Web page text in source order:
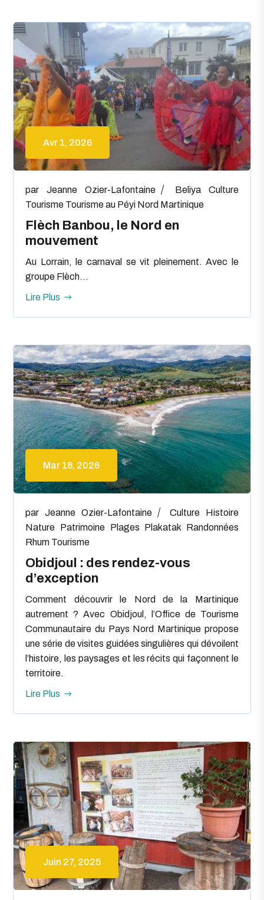
Avr 1, 2026
Flèch Banbou, le Nord en
mouvement
parJeanne Ozier-Lafontaine Beliya
Culture
Tourisme Tourisme au Péyi Nord Martinique
Au Lorrain, le carnaval se vit pleinement. Avec le
groupe Flèch...
Lire Plus
Mar 18, 2026
Obidjoul : des rendez-vous
d’exception
parJeanne Ozier-Lafontaine Culture
Histoire
Nature Patrimoine Plages Plakatak Randonnées
Rhum Tourisme
Comment découvrir le Nord de la Martinique
autrement ? Avec Obidjoul, l’Office de Tourisme
Communautaire du Pays Nord Martinique propose
une série de visites guidées singulières qui dévoilent
l’histoire, les paysages et les récits qui façonnent le
territoire.
Lire Plus
Juin 27, 2025